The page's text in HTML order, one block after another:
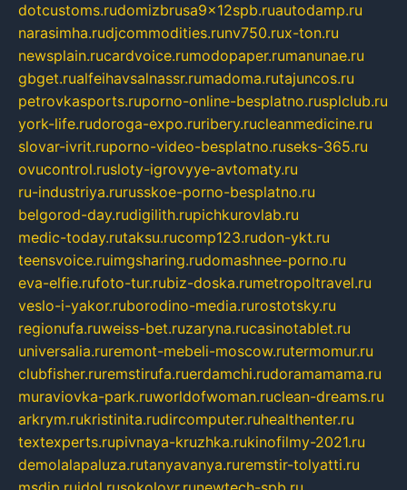
dotcustoms.rudomizbrusa9x12spb.ruautodamp.ru
narasimha.rudjcommodities.runv750.rux-ton.ru
newsplain.rucardvoice.rumodopaper.rumanunae.ru
gbget.rualfeihavsalnassr.rumadoma.rutajuncos.ru
petrovkasports.ruporno-online-besplatno.rusplclub.ru
york-life.rudoroga-expo.ruribery.rucleanmedicine.ru
slovar-ivrit.ruporno-video-besplatno.ruseks-365.ru
ovucontrol.rusloty-igrovyye-avtomaty.ru
ru-industriya.rurusskoe-porno-besplatno.ru
belgorod-day.rudigilith.rupichkurovlab.ru
medic-today.rutaksu.rucomp123.rudon-ykt.ru
teensvoice.ruimgsharing.rudomashnee-porno.ru
eva-elfie.rufoto-tur.rubiz-doska.rumetropoltravel.ru
veslo-i-yakor.ruborodino-media.rurostotsky.ru
regionufa.ruweiss-bet.ruzaryna.rucasinotablet.ru
universalia.ruremont-mebeli-moscow.rutermomur.ru
clubfisher.ruremstirufa.ruerdamchi.rudoramamama.ru
muraviovka-park.ruworldofwoman.ruclean-dreams.ru
arkrym.rukristinita.rudircomputer.ruhealthenter.ru
textexperts.rupivnaya-kruzhka.rukinofilmy-2021.ru
demolalapaluza.rutanyavanya.ruremstir-tolyatti.ru